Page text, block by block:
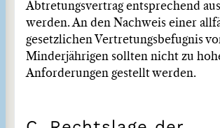
Abtretungsvertrag entsprechend
werden. An den Nachweis einer
gesetzlichen Vertretungsbefugnis
Minderjährigen sollten nicht zu
Anforderungen gestellt werden.